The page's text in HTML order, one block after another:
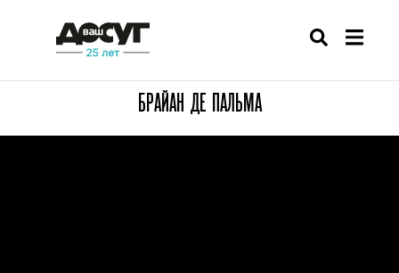
БРАЙАН ДЕ ПАЛЬМА